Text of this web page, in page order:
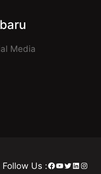
Media
Follow Us :Facebook
YouTube
Twitter